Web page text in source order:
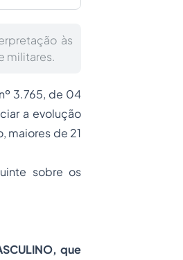
às
militares.
3.765, de 04
a evolução
maiores de 21
sobre os
que